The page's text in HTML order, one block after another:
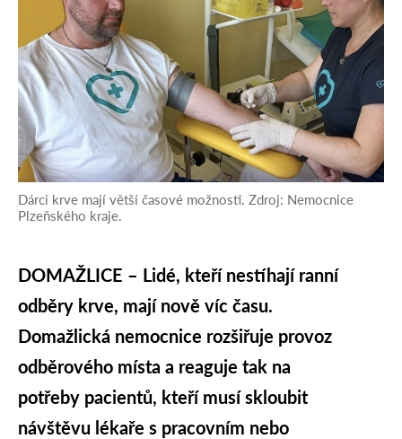
Dárci krve mají větší časové možnosti. Zdroj: Nemocnice
Plzeňského kraje.
DOMAŽLICE – Lidé, kteří nestíhají ranní
odběry krve, mají nově víc času.
Domažlická nemocnice rozšiřuje provoz
odběrového místa a reaguje tak na
potřeby pacientů, kteří musí skloubit
návštěvu lékaře s pracovním nebo